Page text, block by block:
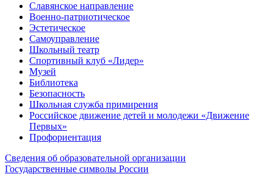
Славянское направление
Военно-патриотическое
Эстетическое
Самоуправление
Школьный театр
Спортивный клуб «Лидер»
Музей
Библиотека
Безопасность
Школьная служба примирения
Российское движение детей и молодежи «Движение
Первых»
Профориентация
Сведения об образовательной организации
Государственные символы России